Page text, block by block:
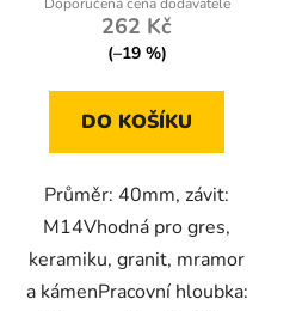
262 Kč
(–19 %)
DO KOŠÍKU
Průměr: 40mm, závit:
M14Vhodná pro gres,
keramiku, granit, mramor
a kámenPracovní hloubka: